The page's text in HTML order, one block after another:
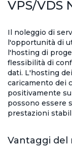
VPS/VDS
Il noleggio di
l'opportunità di
l'hosting di
flessibilità di
dati. L'hosting
caricamento dei
positivamente
possono essere
prestazioni
Vantaggi del